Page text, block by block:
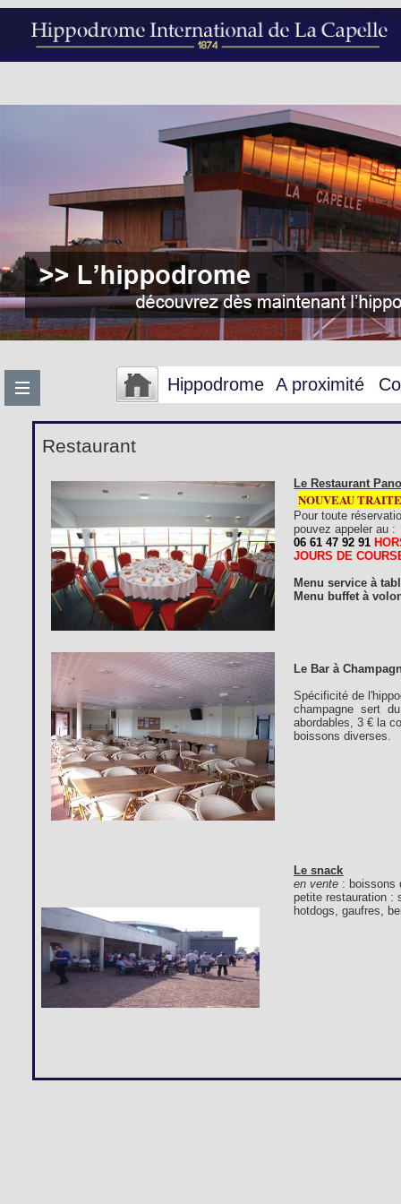
Hippodrome A proximité
Restaurant
Le Restaurant
NOUVEAU
Pour toute
pouvez appeler au :
06 61 47 92 91
JOURS DE
Menu service à
Menu buffet à
Le Bar à
Spécificité de
champagne sert
abordables, 3 € la
boissons diverses.
Le snack
en vente : boissons
petite restauration :
hotdogs, gaufres,